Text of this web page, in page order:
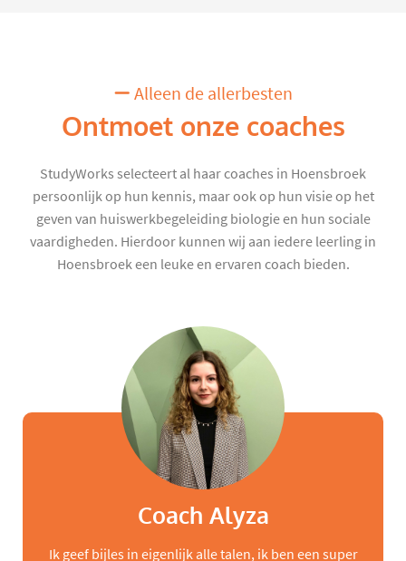
Alleen de allerbesten
Ontmoet onze coaches
StudyWorks selecteert al haar coaches in Hoensbroek
persoonlijk op hun kennis, maar ook op hun visie op het
geven van huiswerkbegeleiding biologie en hun sociale
vaardigheden. Hierdoor kunnen wij aan iedere leerling in
Hoensbroek een leuke en ervaren coach bieden.
Coach Alyza
Ik geef bijles in eigenlijk alle talen, ik ben een super